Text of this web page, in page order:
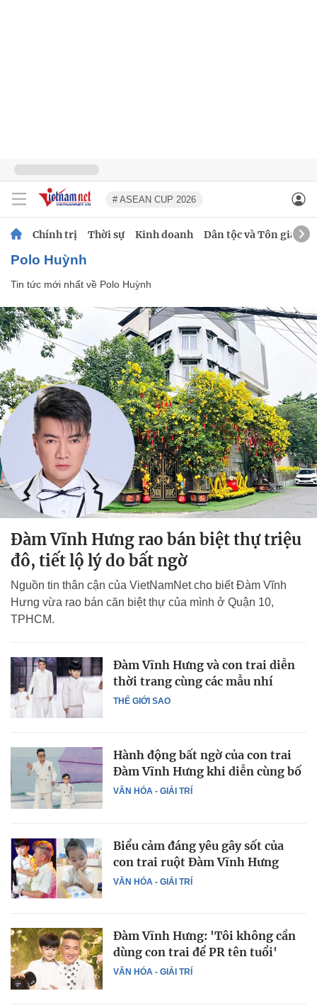
# ASEAN CUP 2026
Chính trị Thời sự Kinh doanh Dân tộc và Tôn giáo
Polo Huỳnh
Tin tức mới nhất về Polo Huỳnh
Đàm Vĩnh Hưng rao bán biệt thự triệu
đô, tiết lộ lý do bất ngờ
Nguồn tin thân cận của VietNamNet cho biết Đàm Vĩnh
Hưng vừa rao bán căn biệt thự của mình ở Quận 10,
TPHCM.
THẾ GIỚI SAO
Đàm Vĩnh Hưng và con trai diễn
thời trang cùng các mẫu nhí
VĂN HÓA - GIẢI TRÍ
Hành động bất ngờ của con trai
Đàm Vĩnh Hưng khi diễn cùng bố
VĂN HÓA - GIẢI TRÍ
Biểu cảm đáng yêu gây sốt của
con trai ruột Đàm Vĩnh Hưng
VĂN HÓA - GIẢI TRÍ
Đàm Vĩnh Hưng: 'Tôi không cần
dùng con trai để PR tên tuổi'